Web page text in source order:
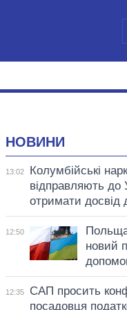
НОВИНИ
13:02
Колумбійські
відправляють до
отримати досвід
12:50
Польща
новий
12:35
САП просить
посадовця